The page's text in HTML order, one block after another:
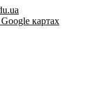
картах